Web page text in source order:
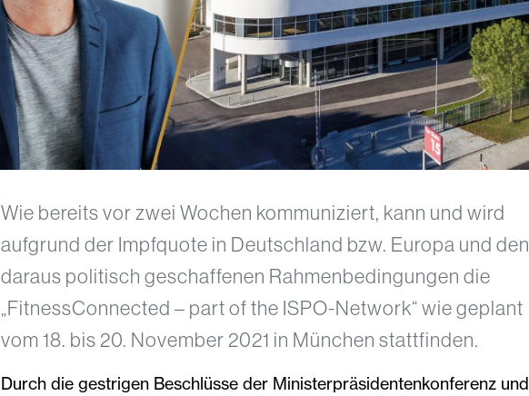
Wie bereits vor zwei Wochen kommuniziert, kann und wird
aufgrund der Impfquote in Deutschland bzw. Europa und den
daraus politisch geschaffenen Rahmenbedingungen die
„FitnessConnected – part of the ISPO-Network“ wie geplant
vom 18. bis 20. November 2021 in München stattfinden.
Durch die gestrigen Beschlüsse der Ministerpräsidentenkonferenz und